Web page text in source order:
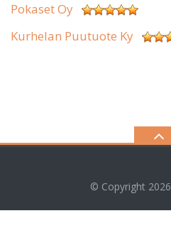
Pokaset Oy
Kurhelan Puutuote Ky
© Copyright 2026